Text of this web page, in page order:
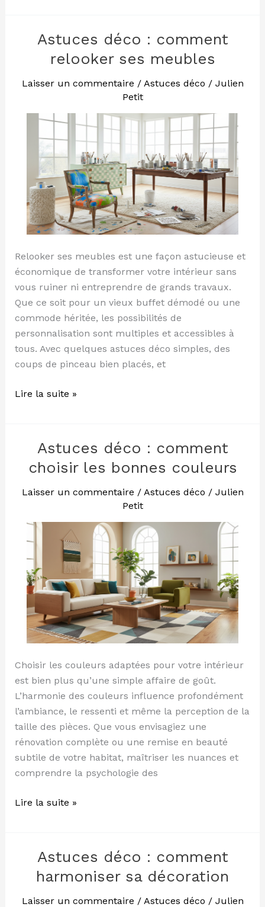
Astuces déco : comment
relooker ses meubles
Laisser un commentaire / Astuces déco / Julien
Petit
Relooker ses meubles est une façon astucieuse et
économique de transformer votre intérieur sans
vous ruiner ni entreprendre de grands travaux.
Que ce soit pour un vieux buffet démodé ou une
commode héritée, les possibilités de
personnalisation sont multiples et accessibles à
tous. Avec quelques astuces déco simples, des
coups de pinceau bien placés, et
Astuces
comment
ses
Lire la suite »
Astuces déco : comment
choisir les bonnes couleurs
Laisser un commentaire / Astuces déco / Julien
Petit
Choisir les couleurs adaptées pour votre intérieur
est bien plus qu’une simple affaire de goût.
L’harmonie des couleurs influence profondément
l’ambiance, le ressenti et même la perception de la
taille des pièces. Que vous envisagiez une
rénovation complète ou une remise en beauté
subtile de votre habitat, maîtriser les nuances et
comprendre la psychologie des
Astuces
comment
les
bonnes
Lire la suite »
Astuces déco : comment
harmoniser sa décoration
Laisser un commentaire / Astuces déco / Julien
Astuces
comment